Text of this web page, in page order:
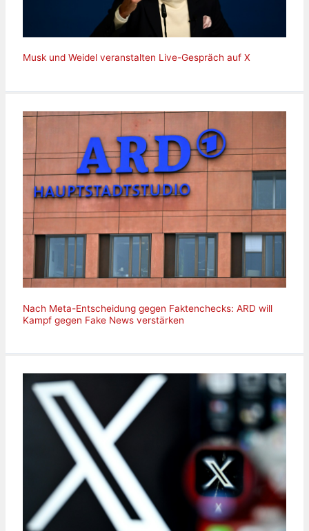
Musk und Weidel veranstalten Live-Gespräch auf X
Nach Meta-Entscheidung gegen Faktenchecks: ARD will
Kampf gegen Fake News verstärken